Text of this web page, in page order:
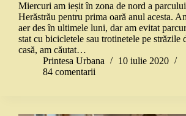
Miercuri am ieșit în zona de nord a parcului
Herăstrău pentru prima oară anul acesta.
aer des în ultimele luni, dar am evitat
stat cu bicicletele sau trotinetele pe străzile
casă, am căutat…
Printesa Urbana
10 iulie 2020
84 comentarii